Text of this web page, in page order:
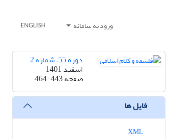
ورود به سامانه ENGLISH
دوره 55، شماره 2
اسفند 1401
صفحه464-443
فایل ها